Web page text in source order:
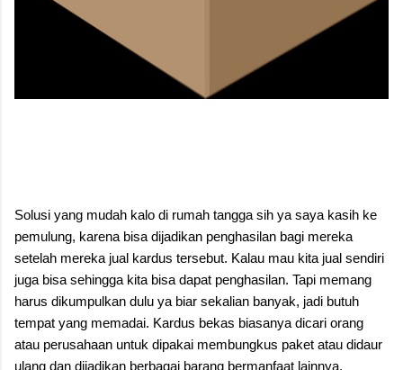
Solusi yang mudah kalo di rumah tangga sih ya saya kasih ke
pemulung, karena bisa dijadikan penghasilan bagi mereka
setelah mereka jual kardus tersebut. Kalau mau kita jual sendiri
juga bisa sehingga kita bisa dapat penghasilan. Tapi memang
harus dikumpulkan dulu ya biar sekalian banyak, jadi butuh
tempat yang memadai. Kardus bekas biasanya dicari orang
atau perusahaan untuk dipakai membungkus paket atau didaur
ulang dan dijadikan berbagai barang bermanfaat lainnya.